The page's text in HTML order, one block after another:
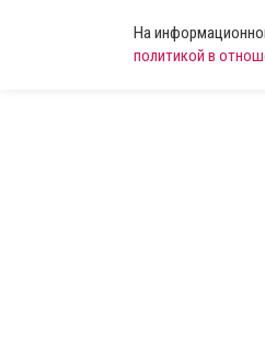
На
политикой в